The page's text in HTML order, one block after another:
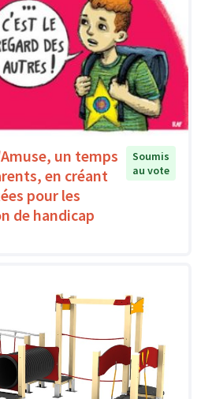
un temps
en créant
pour les
de handicap
Soumis
au vote